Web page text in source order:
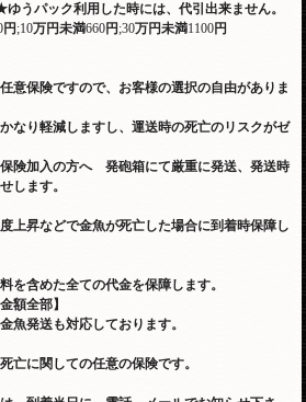
ゆうパック利用した時には、代引出来ません。
円 ;10万円未満660円 ;30万円未満1100円
意保険ですので、お客様の選択の自由がありま
なり軽減しますし、運送時の死亡のリスクがゼ
険加入の方へ 発砲箱にて厳重に発送、発送時
します。
上昇などで金魚が死亡した場合に到着時保障し
を含めた全ての代金を保障します。
額全部】
魚発送も対応しております。
に関しての任意の保険です。